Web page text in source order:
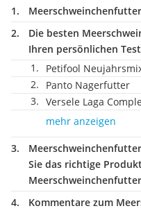
Die besten
Ihren persönlichen
Petifool
Panto Nagerfutter
Versele Laga
mehr anzeigen
Sie das richtige
Kommentare zum